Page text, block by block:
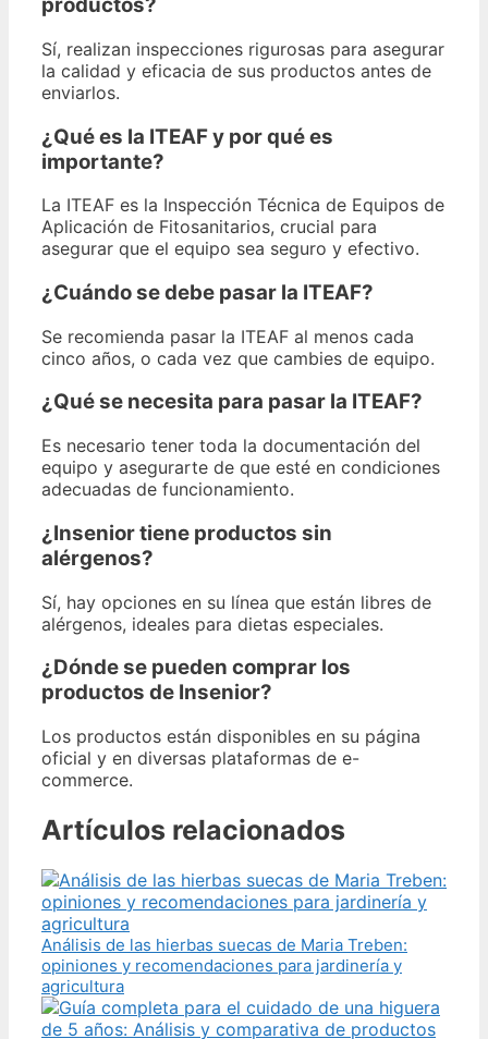
productos?
Sí, realizan inspecciones rigurosas para asegurar
la calidad y eficacia de sus productos antes de
enviarlos.
¿Qué es la ITEAF y por qué es
importante?
La ITEAF es la Inspección Técnica de Equipos de
Aplicación de Fitosanitarios, crucial para
asegurar que el equipo sea seguro y efectivo.
¿Cuándo se debe pasar la ITEAF?
Se recomienda pasar la ITEAF al menos cada
cinco años, o cada vez que cambies de equipo.
¿Qué se necesita para pasar la ITEAF?
Es necesario tener toda la documentación del
equipo y asegurarte de que esté en condiciones
adecuadas de funcionamiento.
¿Insenior tiene productos sin
alérgenos?
Sí, hay opciones en su línea que están libres de
alérgenos, ideales para dietas especiales.
¿Dónde se pueden comprar los
productos de Insenior?
Los productos están disponibles en su página
oficial y en diversas plataformas de e-
commerce.
Artículos relacionados
Análisis de las hierbas suecas de Maria Treben:
opiniones y recomendaciones para jardinería y
agricultura